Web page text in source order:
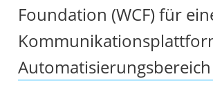
Foundation (WCF) für
Automatisierungsbereich